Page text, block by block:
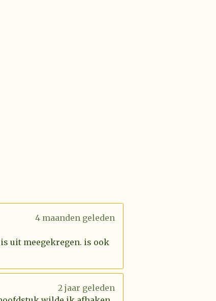
4 maanden geleden
uit meegekregen. is ook
2 jaar geleden